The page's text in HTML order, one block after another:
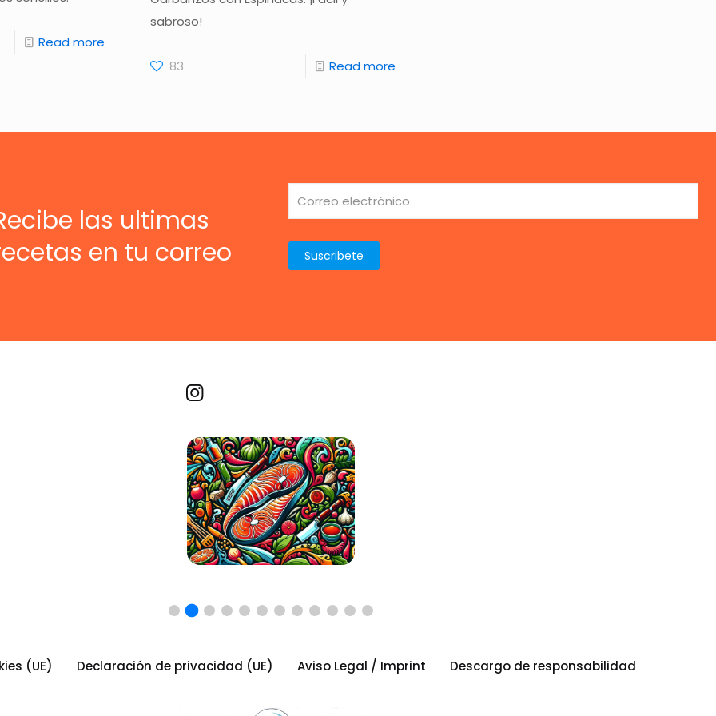
Read more
sabroso!
83 Read more
las ultimas
en tu correo
(UE) Declaración de privacidad (UE) Aviso Legal / Imprint Descargo de responsabilidad